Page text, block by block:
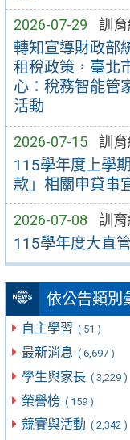
2026-07-29 訓育
轉知宣導財政部
租稅政策，臺北
心：稅務智能管
活動
2026-07-15 訓育
115學年度上學
款」相關申貸事
2026-07-08 訓育
115學年度大直
依公告類別
自主學習 ( 51 )
最新消息 ( 6,697 )
學生與家長 ( 3,229 )
榮譽榜 ( 159 )
競賽與活動 ( 2,342 )